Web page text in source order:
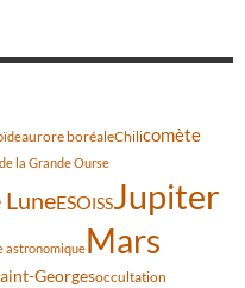
aurore boréaleChilicomète
la Grande Ourse
ESOISSJupiter
astronomiqueMars
Georgesoccultation